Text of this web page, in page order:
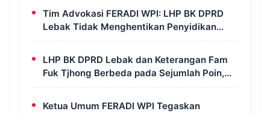
Tim Advokasi FERADI WPI: LHP BK DPRD
Lebak Tidak Menghentikan Penyidikan
Perkara Fam Fuk Tjhong Alias Pak Uun
LHP BK DPRD Lebak dan Keterangan Fam
Fuk Tjhong Berbeda pada Sejumlah Poin,
Revan FERADI WPI: Proses Pembuktian
Ketua Umum FERADI WPI Tegaskan